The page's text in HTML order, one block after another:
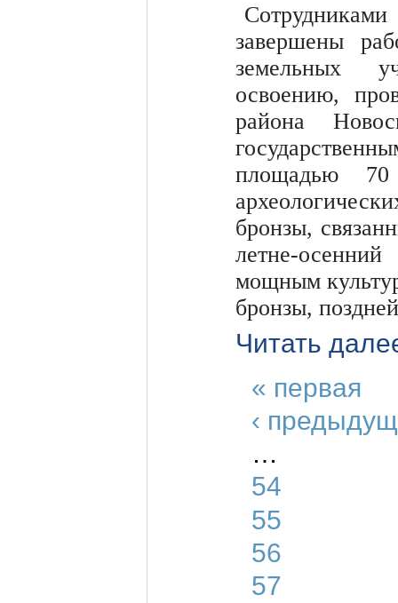
завершены
земельных
освоению,
района
площадью 70
бронзы,
летне-
мощным
бронзы,
Читать
« первая
‹
…
54
55
56
57